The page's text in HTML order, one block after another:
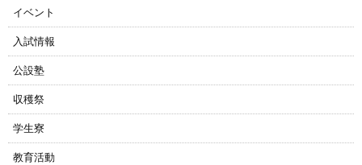
イベント
入試情報
公設塾
収穫祭
学生寮
教育活動